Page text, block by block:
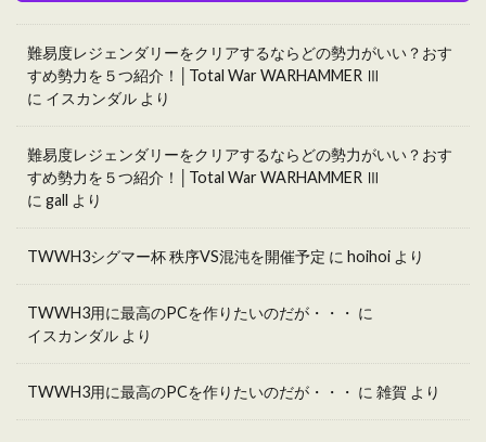
難易度レジェンダリーをクリアするならどの勢力がいい？おす
すめ勢力を５つ紹介！│Total War WARHAMMER Ⅲ
に イスカンダル より
難易度レジェンダリーをクリアするならどの勢力がいい？おす
すめ勢力を５つ紹介！│Total War WARHAMMER Ⅲ
に gall より
TWWH3シグマー杯 秩序VS混沌を開催予定 に hoihoi より
TWWH3用に最高のPCを作りたいのだが・・・ に
イスカンダル より
TWWH3用に最高のPCを作りたいのだが・・・ に 雑賀 より